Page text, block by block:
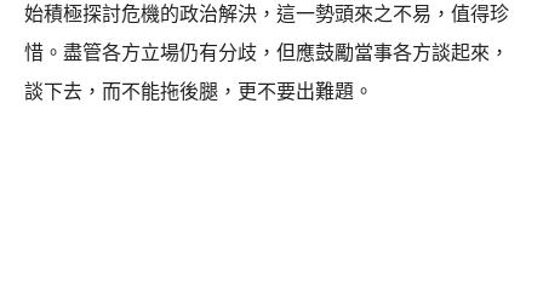
始積極探討危機的政治解決，這一勢頭來之不易，值得珍
惜。盡管各方立場仍有分歧，但應鼓勵當事各方談起來，
談下去，而不能拖後腿，更不要出難題。